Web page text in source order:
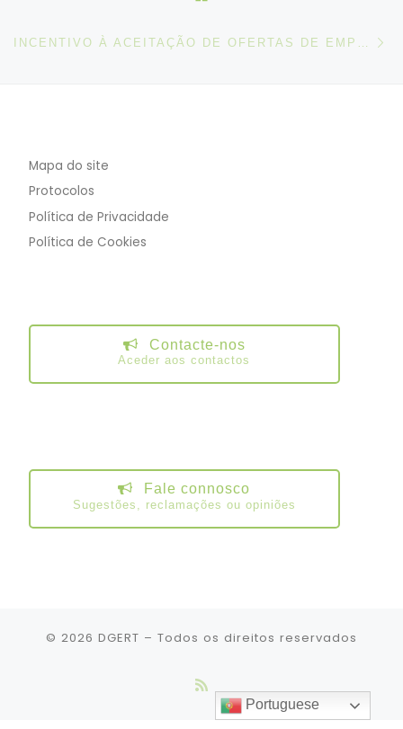
Mapa do site
Protocolos
Política de Privacidade
Política de Cookies
Contacte-nos
Aceder aos contactos
Fale connosco
Sugestões, reclamações ou opiniões
© 2026 DGERT – Todos os direitos reservados
Portuguese